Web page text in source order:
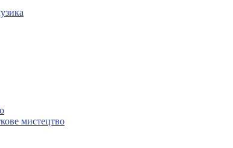
мистецтво